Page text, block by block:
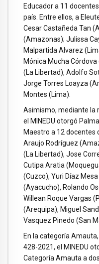
Educador a 11
país. Entre ellos, a
Cesar Castañeda Tan
(Amazonas); Julissa
Malpartida Alvarez
Mónica Mucha
(La Libertad), Adolfo
Jorge Torres Loayza
Montes (Lima).
Asimismo, mediante la
el MINEDU otorgó
Maestro a 12 docentes
Araujo Rodríguez
(La Libertad), Jose
Cutipa Aratia
(Cuzco), Yuri Díaz
(Ayacucho), Rolando
Willean Roque Vargas
(Arequipa), Miguel
Vasquez Pinedo (San
En la categoría
428-2021, el MINEDU
Categoría Amauta a